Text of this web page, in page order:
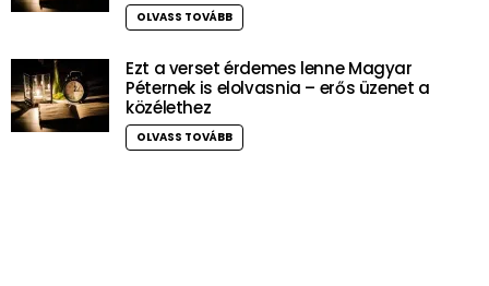
OLVASS TOVÁBB
Ezt a verset érdemes lenne Magyar
Péternek is elolvasnia – erős üzenet a
közélethez
OLVASS TOVÁBB